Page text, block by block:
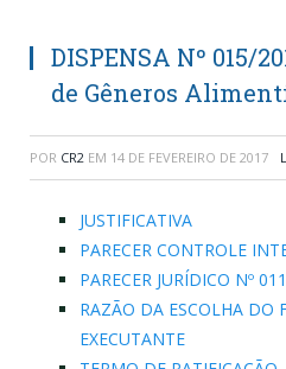
DISPENSA Nº 015/
de Gêneros
POR CR2 EM 14 DE FEVEREIRO DE 2017
JUSTIFICATIVA
PARECER CONTROLE
PARECER JURÍDICO Nº
RAZÃO DA ESCOLHA DO
EXECUTANTE